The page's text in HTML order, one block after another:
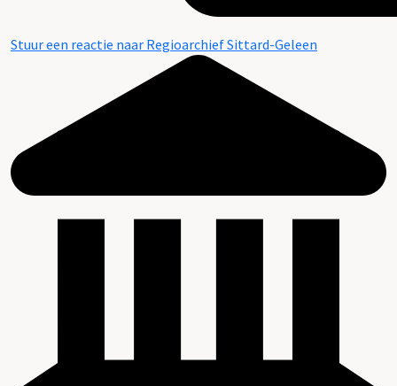
Stuur een reactie naar Regioarchief Sittard-Geleen